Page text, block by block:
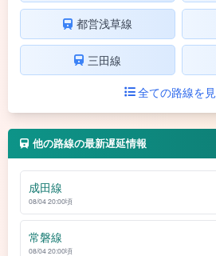
都営浅草線
三田線
全ての路線を
他の路線の最新遅延情報
成田線
08/04 20:00頃
常磐線
08/04 20:00頃